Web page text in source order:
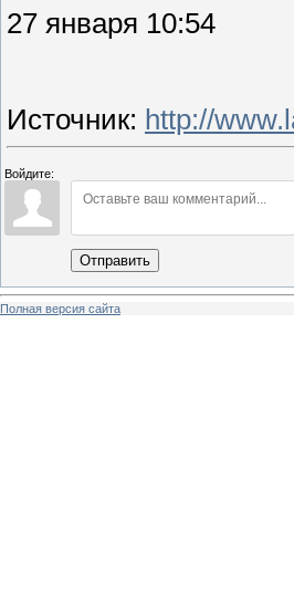
27 января 10:54
Источник: http://
Войдите:
Отправить
Полная версия сайта